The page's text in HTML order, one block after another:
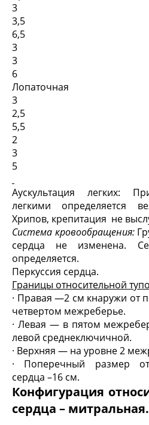
3
3,5
6,5
3
3
6
Лопаточная
3
2,5
5,5
2
3
5
Аускультация легких:
легкими определяется
Хрипов, крепитация не
Система кровообращения:
сердца не изменена.
определяется.
Перкуссия сердца.
Границы относительной
· Правая —2 см кнаружи от
четвертом межреберье.
· Левая — в пятом
левой среднеключичной.
· Верхняя — на уровне 2
· Поперечный размер
сердца –16 см.
Конфигурация
сердца – митральная.